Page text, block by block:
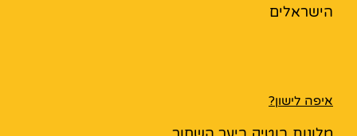
הישראלים
איפה לישון?